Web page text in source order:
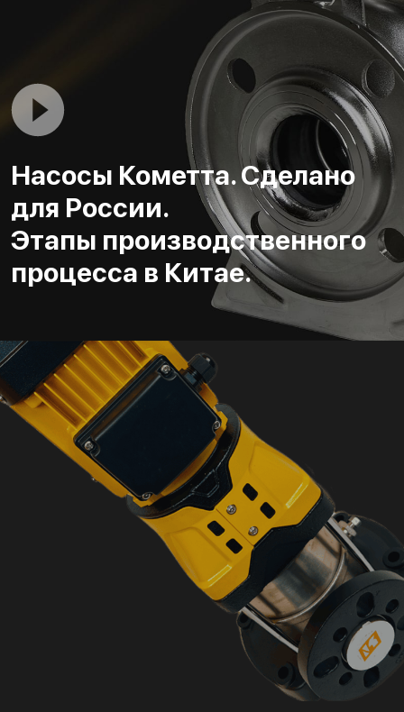
Насосы Кометта. Сделано
для России.
Этапы производственного
процесса в Китае.